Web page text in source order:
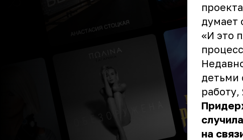
думает
«И это
детьми
на